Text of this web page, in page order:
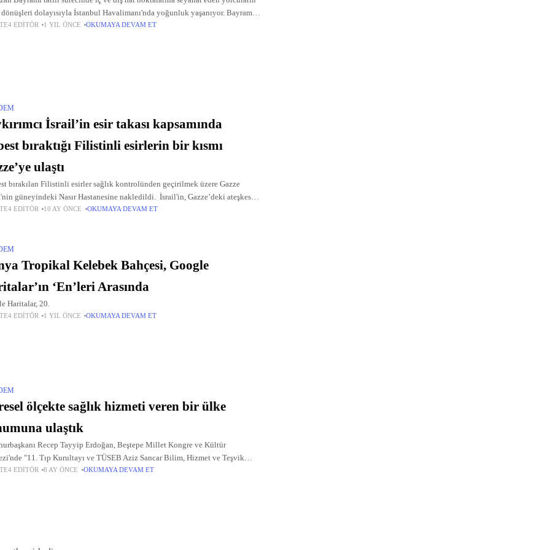
dolayısıyla İstanbul Havalimanı'nda yoğunluk yaşanıyor. Bayramda
tatil dolayısıyla memleketlerine ve tatil bölgelerine giden İstanbulluların,
EDITÖR 1 YIL ÖNCE OKUMAYA DEVAM ET
İsrail’in esir takası kapsamında
bıraktığı Filistinli esirlerin bir kısmı
ulaştı
bırakılan Filistinli esirler sağlık kontrolünden geçirilmek üzere Gazze
güneyindeki Nasır Hastanesine nakledildi. İsrail'in, Gazze’deki ateşkes
ilk aşaması kapsamında Ofer Hapishanesi’nden serbest bıraktığı
EDITÖR 10 AY ÖNCE OKUMAYA DEVAM ET
Tropikal Kelebek Bahçesi, Google
‘En’leri Arasında
Haritalar, 20.
EDITÖR 1 YIL ÖNCE OKUMAYA DEVAM ET
ölçekte sağlık hizmeti veren bir ülke
ulaştık
Recep Tayyip Erdoğan, Beştepe Millet Kongre ve Kültür
"11. Tıp Kurultayı ve TÜSEB Aziz Sancar Bilim, Hizmet ve Teşvik
Töreni'ne katıldı. Cumhurbaşkanı Erdoğan'ın açıklamalarından öne
EDITÖR 8 AY ÖNCE OKUMAYA DEVAM ET